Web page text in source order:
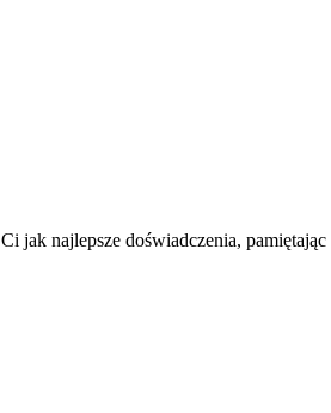
jak najlepsze doświadczenia,